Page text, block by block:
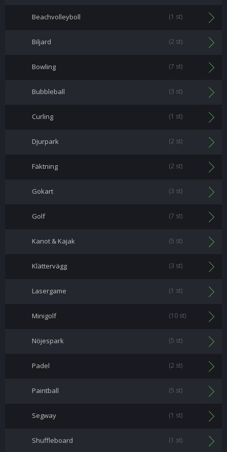
Beachvolleyboll (1 st)
Biljard (2 st)
Bowling (7 st)
Bubbleball (3 st)
Curling (1 st)
Djurpark (2 st)
Fäktning (2 st)
Gokart (3 st)
Golf (7 st)
Kanot & Kajak (5 st)
Klättervägg (3 st)
Lasergame (1 st)
Minigolf (10 st)
Nöjespark (5 st)
Padel (2 st)
Paintball (5 st)
Segway (1 st)
Shuffleboard (1 st)